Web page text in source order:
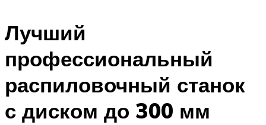
Лучший
профессиональный
распиловочный станок
с диском до 300 мм